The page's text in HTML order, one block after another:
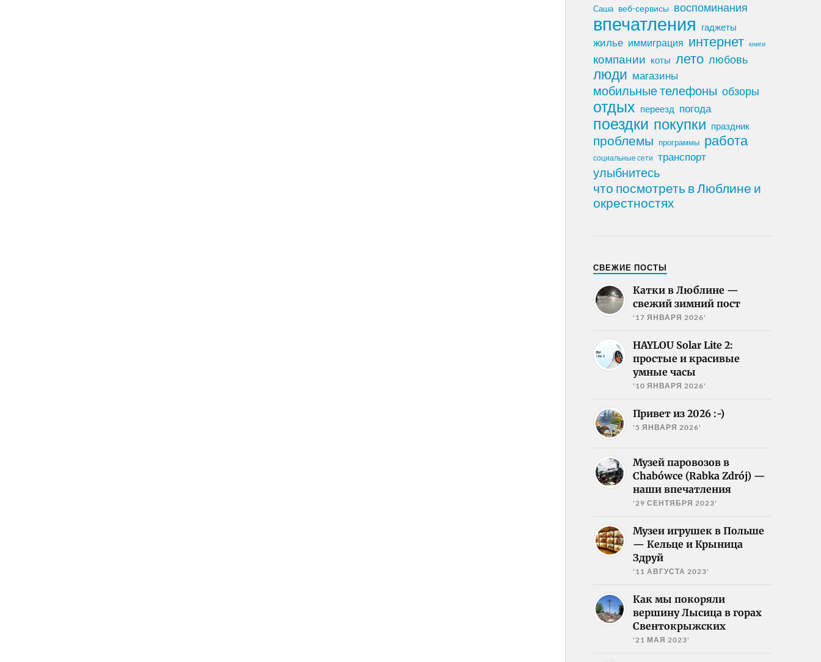
Саша веб-сервисы воспоминания
впечатления гаджеты
жилье иммиграция интернет книги
компании коты лето любовь
люди магазины
мобильные телефоны обзоры
отдых переезд погода
поездки покупки праздник
проблемы программы работа
социальные сети транспорт
улыбнитесь
что посмотреть в Люблине и
окрестностях
СВЕЖИЕ ПОСТЫ
Катки в Люблине —
свежий зимний пост
'17 ЯНВАРЯ 2026'
HAYLOU Solar Lite 2:
простые и красивые
умные часы
'10 ЯНВАРЯ 2026'
Привет из 2026 :-)
'5 ЯНВАРЯ 2026'
Музей паровозов в
Chabówce (Rabka Zdrój) —
наши впечатления
'29 СЕНТЯБРЯ 2023'
Музеи игрушек в Польше
— Кельце и Крыница
Здруй
'11 АВГУСТА 2023'
Как мы покоряли
вершину Лысица в горах
Свентокрыжских
'21 МАЯ 2023'